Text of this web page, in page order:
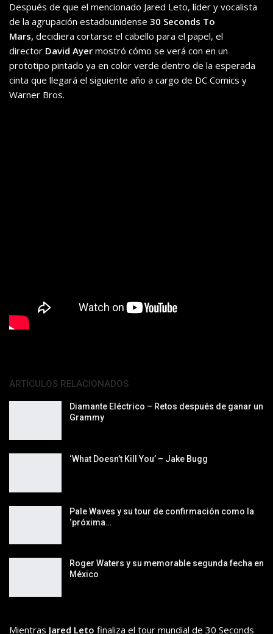
Después de que el mencionado Jared Leto, líder y vocalista
de la agrupación estadounidense 30 Seconds To
Mars, decidiera cortarse el cabello para el papel, el
director David Ayer mostró cómo se verá con en un
prototipo pintado ya en color verde dentro de la esperada
cinta que llegará el siguiente año a cargo de DC Comics y
Warner Bros.
ARTÍCULOS RELACIONADOS
Diamante Eléctrico – Retos después de ganar un
Grammy
‘What Doesn’t Kill You’ – Jake Bugg
Pale Waves y su tour de confirmación como la
‘próxima…
Roger Waters y su memorable segunda fecha en
México
Mientras Jared Leto finaliza el tour mundial de 30 Seconds